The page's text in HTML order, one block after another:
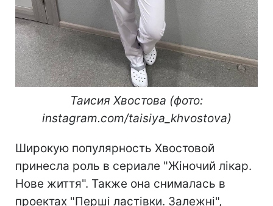
Таисия Хвостова (фото:
instagram.com/taisiya_khvostova)
Широкую популярность Хвостовой
принесла роль в сериале "Жіночий лікар.
Нове життя". Также она снималась в
проектах "Перші ластівки. Залежні",